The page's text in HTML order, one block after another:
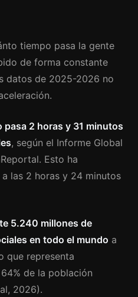
tiempo pasa la gente
de forma constante
datos de 2025-2026 no
pasa 2 horas y 31 minutos
, según el Informe Global
Esto ha
las 2 horas y 24 minutos
5.240 millones de
en todo el mundo a
que representa
de la población
2026).